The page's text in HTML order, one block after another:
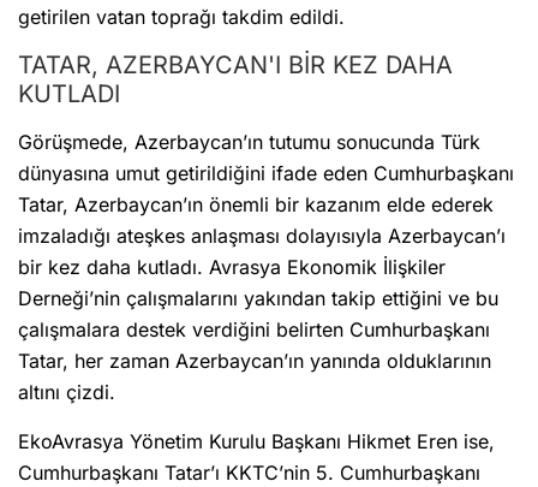
getirilen vatan toprağı takdim edildi.
TATAR, AZERBAYCAN'I BİR KEZ DAHA
KUTLADI
Görüşmede, Azerbaycan’ın tutumu sonucunda Türk
dünyasına umut getirildiğini ifade eden Cumhurbaşkanı
Tatar, Azerbaycan’ın önemli bir kazanım elde ederek
imzaladığı ateşkes anlaşması dolayısıyla Azerbaycan’ı
bir kez daha kutladı. Avrasya Ekonomik İlişkiler
Derneği’nin çalışmalarını yakından takip ettiğini ve bu
çalışmalara destek verdiğini belirten Cumhurbaşkanı
Tatar, her zaman Azerbaycan’ın yanında olduklarının
altını çizdi.
EkoAvrasya Yönetim Kurulu Başkanı Hikmet Eren ise,
Cumhurbaşkanı Tatar’ı KKTC’nin 5. Cumhurbaşkanı